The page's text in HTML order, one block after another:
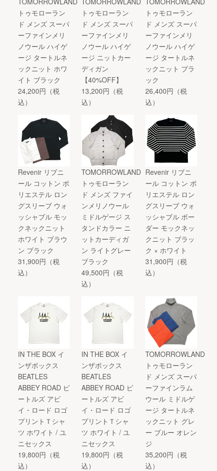
トゥモローラン
ド メンズ スーパ
ーファインメリ
ノウール ハイゲ
ージ タートルネ
ックニット ホワ
イト ブラック
24,200円（税
込）
トゥモローラン
ド メンズ スーパ
ーファインメリ
ノウール ハイゲ
ージ ニットカー
ディガン
【40%OFF】
13,200円（税
込）
トゥモローラン
ド メンズ スーパ
ーファインメリ
ノウール ハイゲ
ージ タートルネ
ックニット ブラ
ック
26,400円（税
込）
Revenir リブニ
ール コットン ポ
リエステル ロン
グスリーブ ウォ
ッシャブル モッ
クネックニット
ホワイト ブラウ
ン ブラック
31,900円（税
込）
TOMORROWLAND
トゥモローラン
ド メンズ ファイ
ンメリノウール
ミドルゲージ ス
タンドカラー ニ
ットカーディガ
ン ライトグレー
ブラック
49,500円（税
込）
Revenir リブニ
ール コットン ポ
リエステル ロン
グスリーブ ウォ
ッシャブル ボー
ダー モックネッ
クニット ブラッ
ク × ホワイト
31,900円（税
込）
IN THE BOX イ
ンザボックス
BEATLES
ABBEY ROAD ビ
ートルズ アビ
イ・ロード ロゴ
プリントＴシャ
ツ ホワイト / ユ
ニセックス
19,800円（税
込）
IN THE BOX イ
ンザボックス
BEATLES
ABBEY ROAD ビ
ートルズ アビ
イ・ロード ロゴ
プリントＴシャ
ツ ホワイト / ユ
ニセックス
19,800円（税
込）
TOMORROWLAND
トゥモローラン
ド メンズ スーパ
ーファインラム
ウール ミドルゲ
ージ タートルネ
ックニット グレ
ー ブルー オレン
ジ
35,200円（税
込）